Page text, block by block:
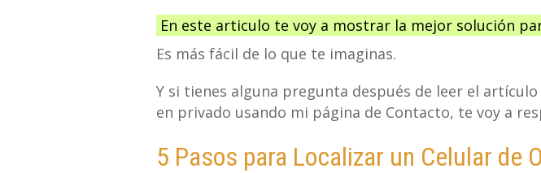
En este articulo te voy a mostrar la mejor solución
Es más fácil de lo que te imaginas.
Y si tienes alguna pregunta después de leer el
en privado usando mi página de Contacto, te voy a
5 Pasos para Localizar un Celular de